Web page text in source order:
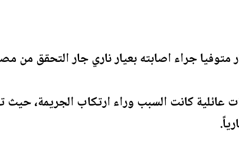
جراء اصابته بعيار ناري جار التحقق من
عائلية كانت السبب وراء ارتكاب الجريمة،